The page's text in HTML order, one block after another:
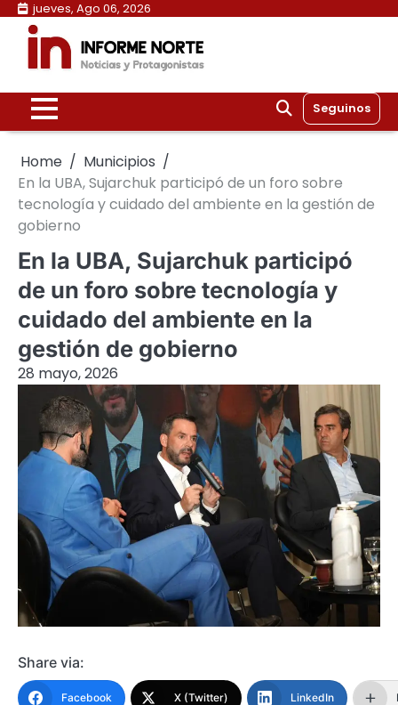
Skip
content
jueves, Ago 06, 2026
Seguinos
Home
Municipios
En la UBA, Sujarchuk participó de un foro sobre
tecnología y cuidado del ambiente en la gestión de
gobierno
En la UBA, Sujarchuk participó
de un foro sobre tecnología y
cuidado del ambiente en la
gestión de gobierno
28 mayo, 2026
Share via:
Facebook X (Twitter) LinkedIn